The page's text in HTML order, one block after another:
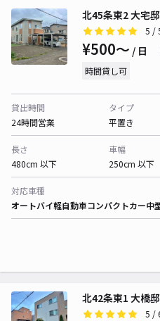
北45条東2 大宅
5 /
¥500〜 / 日
時間貸し可
貸出時間
24時間営業
タイプ
平置き
長さ
480cm 以下
車幅
250cm 以下
対応車種
オートバイ軽自動車コンパクトカー中
北42条東1 大橋
5 /